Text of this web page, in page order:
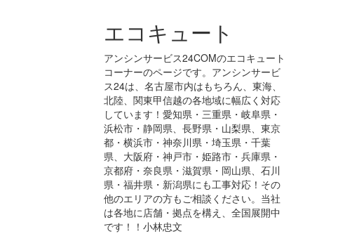
エコキュート
アンシンサービス24COMのエコキュート
コーナーのページです。アンシンサービ
ス24は、名古屋市内はもちろん、東海、
北陸、関東甲信越の各地域に幅広く対応
しています！愛知県・三重県・岐阜県・
浜松市・静岡県、長野県・山梨県、東京
都・横浜市・神奈川県・埼玉県・千葉
県、大阪府・神戸市・姫路市・兵庫県・
京都府・奈良県・滋賀県・岡山県、石川
県・福井県・新潟県にも工事対応！その
他のエリアの方もご相談ください。当社
は各地に店舗・拠点を構え、全国展開中
です！！小林忠文